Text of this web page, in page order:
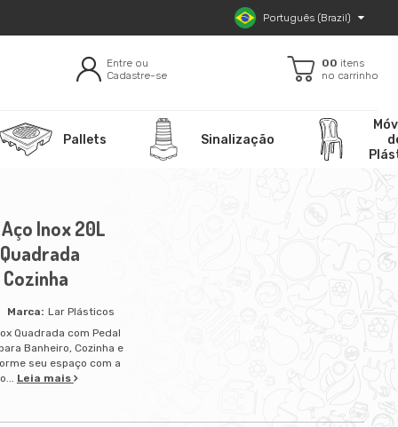
Português (Brazil)
Entre ou
Cadastre-se
00 itens
no carrinho
Pallets Sinalização
Inox 20L
Lar Plásticos
Quadrada com Pedal
Banheiro, Cozinha e
seu espaço com a
Leia mais